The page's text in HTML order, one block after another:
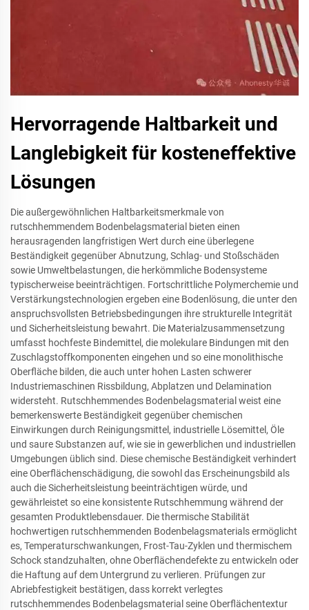
Hervorragende Haltbarkeit und
Langlebigkeit für kosteneffektive
Lösungen
Die außergewöhnlichen Haltbarkeitsmerkmale von
rutschhemmendem Bodenbelagsmaterial bieten einen
herausragenden langfristigen Wert durch eine überlegene
Beständigkeit gegenüber Abnutzung, Schlag- und Stoßschäden
sowie Umweltbelastungen, die herkömmliche Bodensysteme
typischerweise beeinträchtigen. Fortschrittliche Polymerchemie und
Verstärkungstechnologien ergeben eine Bodenlösung, die unter den
anspruchsvollsten Betriebsbedingungen ihre strukturelle Integrität
und Sicherheitsleistung bewahrt. Die Materialzusammensetzung
umfasst hochfeste Bindemittel, die molekulare Bindungen mit den
Zuschlagstoffkomponenten eingehen und so eine monolithische
Oberfläche bilden, die auch unter hohen Lasten schwerer
Industriemaschinen Rissbildung, Abplatzen und Delamination
widersteht. Rutschhemmendes Bodenbelagsmaterial weist eine
bemerkenswerte Beständigkeit gegenüber chemischen
Einwirkungen durch Reinigungsmittel, industrielle Lösemittel, Öle
und saure Substanzen auf, wie sie in gewerblichen und industriellen
Umgebungen üblich sind. Diese chemische Beständigkeit verhindert
eine Oberflächenschädigung, die sowohl das Erscheinungsbild als
auch die Sicherheitsleistung beeinträchtigen würde, und
gewährleistet so eine konsistente Rutschhemmung während der
gesamten Produktlebensdauer. Die thermische Stabilität
hochwertigen rutschhemmenden Bodenbelagsmaterials ermöglicht
es, Temperaturschwankungen, Frost-Tau-Zyklen und thermischem
Schock standzuhalten, ohne Oberflächendefekte zu entwickeln oder
die Haftung auf dem Untergrund zu verlieren. Prüfungen zur
Abriebfestigkeit bestätigen, dass korrekt verlegtes
rutschhemmendes Bodenbelagsmaterial seine Oberflächentextur